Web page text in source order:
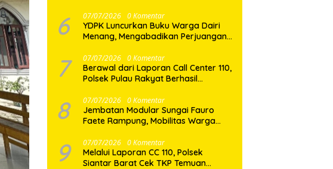
6 07/07/2026 0 Komentar
YDPK Luncurkan Buku Warga Dairi
Menang, Mengabadikan Perjuangan
Jalur Hukum
7 07/07/2026 0 Komentar
Berawal dari Laporan Call Center 110,
Polsek Pulau Rakyat Berhasil
Penyalahgunaan Narkotika
8 07/07/2026 0 Komentar
Jembatan Modular Sungai Fauro
Faete Rampung, Mobilitas Warga
9 07/07/2026 0 Komentar
Melalui Laporan CC 110, Polsek
Siantar Barat Cek TKP Temuan